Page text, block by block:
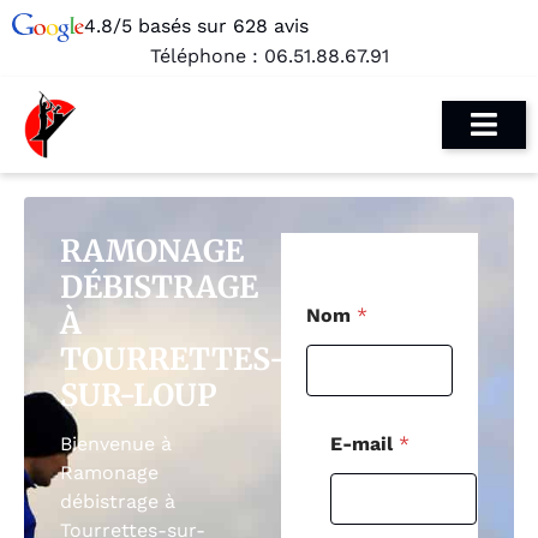
4.8/5 basés sur 628 avis
Téléphone : 06.51.88.67.91
RAMONAGE
DÉBISTRAGE
À
TOURRETTES-
SUR-LOUP
Bienvenue à
Ramonage
débistrage à
Tourrettes-sur-
Nom *
E-mail *